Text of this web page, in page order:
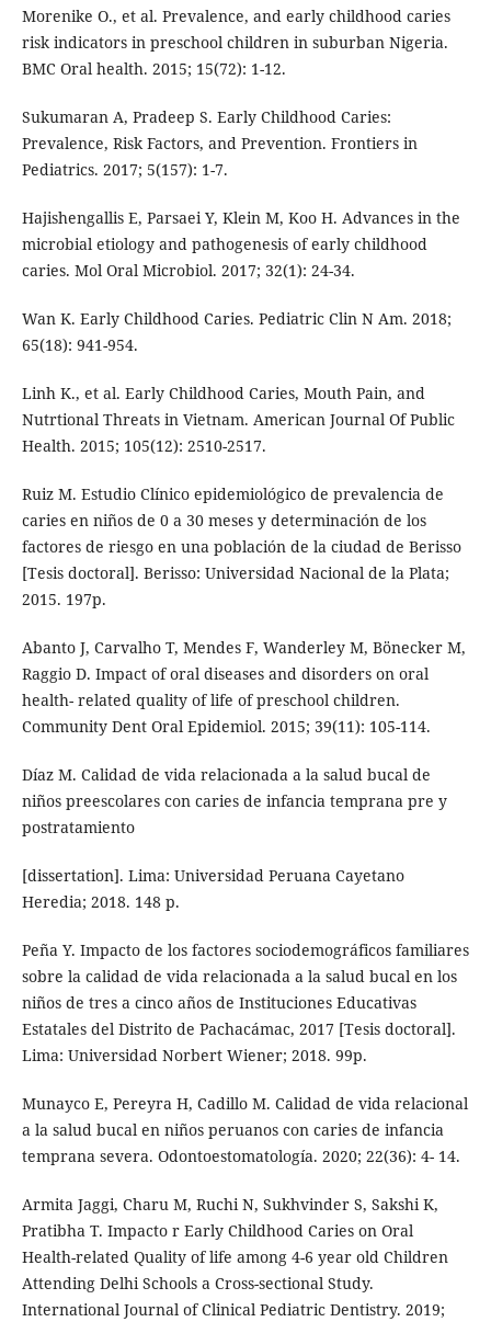
Morenike O., et al. Prevalence, and early childhood caries
risk indicators in preschool children in suburban Nigeria.
BMC Oral health. 2015; 15(72): 1-12.
Sukumaran A, Pradeep S. Early Childhood Caries:
Prevalence, Risk Factors, and Prevention. Frontiers in
Pediatrics. 2017; 5(157): 1-7.
Hajishengallis E, Parsaei Y, Klein M, Koo H. Advances in the
microbial etiology and pathogenesis of early childhood
caries. Mol Oral Microbiol. 2017; 32(1): 24-34.
Wan K. Early Childhood Caries. Pediatric Clin N Am. 2018;
65(18): 941-954.
Linh K., et al. Early Childhood Caries, Mouth Pain, and
Nutrtional Threats in Vietnam. American Journal Of Public
Health. 2015; 105(12): 2510-2517.
Ruiz M. Estudio Clínico epidemiológico de prevalencia de
caries en niños de 0 a 30 meses y determinación de los
factores de riesgo en una población de la ciudad de Berisso
[Tesis doctoral]. Berisso: Universidad Nacional de la Plata;
2015. 197p.
Abanto J, Carvalho T, Mendes F, Wanderley M, Bönecker M,
Raggio D. Impact of oral diseases and disorders on oral
health- related quality of life of preschool children.
Community Dent Oral Epidemiol. 2015; 39(11): 105-114.
Díaz M. Calidad de vida relacionada a la salud bucal de
niños preescolares con caries de infancia temprana pre y
postratamiento
[dissertation]. Lima: Universidad Peruana Cayetano
Heredia; 2018. 148 p.
Peña Y. Impacto de los factores sociodemográficos familiares
sobre la calidad de vida relacionada a la salud bucal en los
niños de tres a cinco años de Instituciones Educativas
Estatales del Distrito de Pachacámac, 2017 [Tesis doctoral].
Lima: Universidad Norbert Wiener; 2018. 99p.
Munayco E, Pereyra H, Cadillo M. Calidad de vida relacional
a la salud bucal en niños peruanos con caries de infancia
temprana severa. Odontoestomatología. 2020; 22(36): 4- 14.
Armita Jaggi, Charu M, Ruchi N, Sukhvinder S, Sakshi K,
Pratibha T. Impacto r Early Childhood Caries on Oral
Health-related Quality of life among 4-6 year old Children
Attending Delhi Schools a Cross-sectional Study.
International Journal of Clinical Pediatric Dentistry. 2019;